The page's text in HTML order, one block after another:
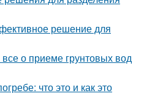
решение для
о приеме грунтовых вод
что это и как это